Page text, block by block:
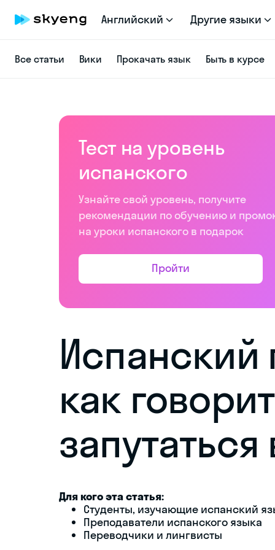
Английский Другие языки
Все статьи Вики Прокачать язык Быть в курсе
Тест на уровень
испанского
Узнайте свой уровень, получите
рекомендации по обучению и
на уроки испанского в подарок
Пройти
Испанский
как
запутаться
Для кого эта статья:
Студенты, изучающие испанский
Преподаватели испанского языка
Переводчики и лингвисты